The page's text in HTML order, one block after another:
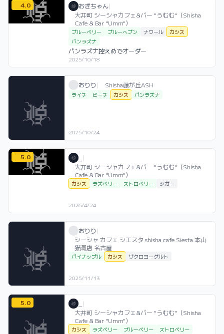
4.0 おぎちゃん / お店シーシャ / 2025年10月
おぎちゃん|
大井町 シーシャカフェ&バー "うむむ"（Shisha
Cafe & Bar "Umm"）
利用フレーバー
ブルーベリー ブルーヘブン ナワール
カシス
パンラズナ
コメント
パンラズナ控えめでオーダー
評価
2025/10/18
おりり / お店シーシャ / 2025年10月24日
おりり | Shisha藤が丘ASH
利用フレーバー
ライチ ピーチ カシス パンラズナ
2025/10/24
5.0 _ / お店シーシャ / 2026年4月24日
|
大井町 シーシャカフェ&バー "うむむ"（Shisha
Cafe & Bar "Umm"）
利用フレーバー
カシス ラズベリー ストロベリー シガー
評価
2026/4/24
おりり / お店シーシャ / 2025年11月13日
おりり |
シーシャ カフェ シエスタ shisha cafe Siesta 本山
猫洞店 名古屋
利用フレーバー
パイナップル カシス ザクロヨーグルト
2025/11/13
5.0 _ / お店シーシャ / 2025年12月17日
|
大井町 シーシャカフェ&バー "うむむ"（Shisha
Cafe & Bar "Umm"）
利用フレーバー
カシス ラズベリー ブルーベリー ストロベリー
評価